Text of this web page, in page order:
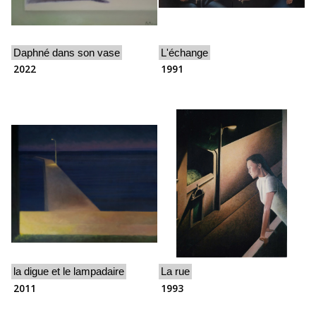
Daphné dans son vase
2022
L'échange
1991
la digue et le lampadaire
2011
La rue
1993